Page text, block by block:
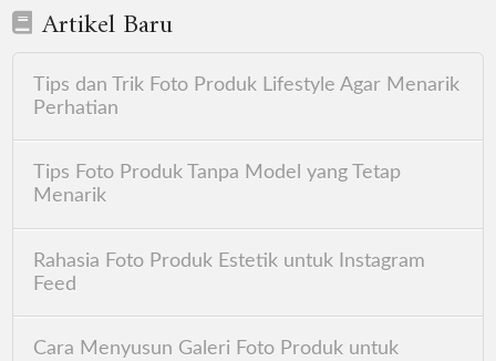
Artikel Baru
Tips dan Trik Foto Produk Lifestyle Agar Menarik
Perhatian
Tips Foto Produk Tanpa Model yang Tetap
Menarik
Rahasia Foto Produk Estetik untuk Instagram
Feed
Cara Menyusun Galeri Foto Produk untuk